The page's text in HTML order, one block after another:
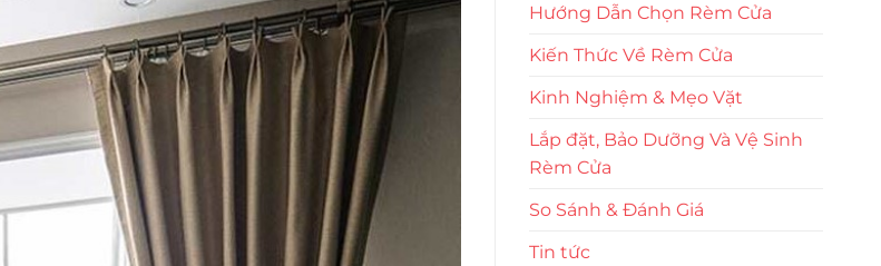
Hướng Dẫn Chọn Rèm Cửa
Kiến Thức Về Rèm Cửa
Kinh Nghiệm & Mẹo Vặt
Lắp đặt, Bảo Dưỡng Và Vệ Sinh
Rèm Cửa
So Sánh & Đánh Giá
Tin tức